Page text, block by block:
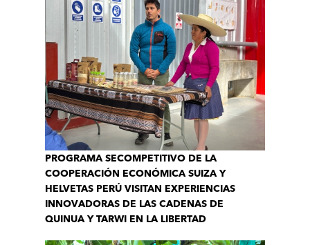
PROGRAMA SECOMPETITIVO DE LA
COOPERACIÓN ECONÓMICA SUIZA Y
HELVETAS PERÚ VISITAN EXPERIENCIAS
INNOVADORAS DE LAS CADENAS DE
QUINUA Y TARWI EN LA LIBERTAD